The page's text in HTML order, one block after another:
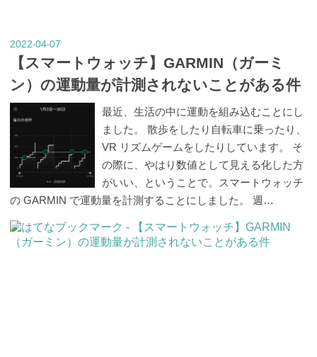
2022-04-07
【スマートウォッチ】GARMIN（ガーミ
ン）の運動量が計測されないことがある件
最近、生活の中に運動を組み込むことにし
ました。 散歩をしたり自転車に乗ったり、
VR リズムゲームをしたりしています。 そ
の際に、やはり数値として見える化した方
がいい、ということで。スマートウォッチ
の GARMIN で運動量を計測することにしました。 週…